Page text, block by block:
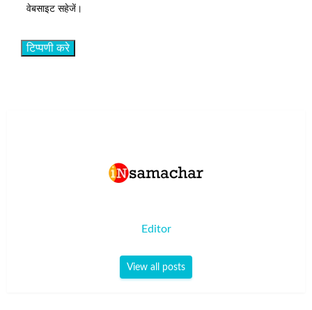
वेबसाइट सहेजें।
Editor
View all posts